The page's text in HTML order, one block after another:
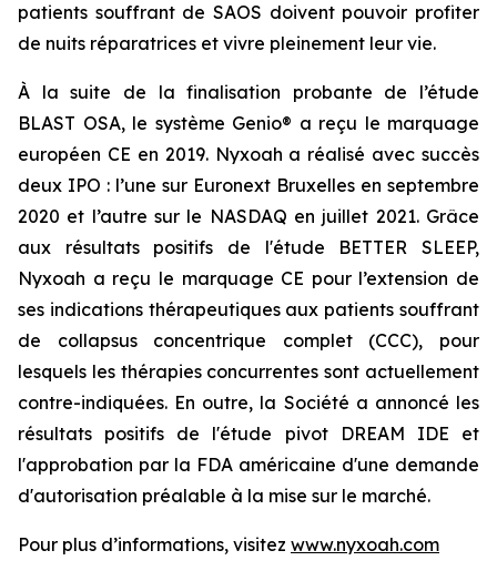
patients souffrant de SAOS doivent pouvoir profiter
de nuits réparatrices et vivre pleinement leur vie.
À la suite de la finalisation probante de l’étude
BLAST OSA, le système Genio® a reçu le marquage
européen CE en 2019. Nyxoah a réalisé avec succès
deux IPO : l’une sur Euronext Bruxelles en septembre
2020 et l’autre sur le NASDAQ en juillet 2021. Grâce
aux résultats positifs de l'étude BETTER SLEEP,
Nyxoah a reçu le marquage CE pour l’extension de
ses indications thérapeutiques aux patients souffrant
de collapsus concentrique complet (CCC), pour
lesquels les thérapies concurrentes sont actuellement
contre-indiquées. En outre, la Société a annoncé les
résultats positifs de l'étude pivot DREAM IDE et
l'approbation par la FDA américaine d'une demande
d'autorisation préalable à la mise sur le marché.
Pour plus d’informations, visitez www.nyxoah.com